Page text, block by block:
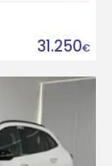
31.250€